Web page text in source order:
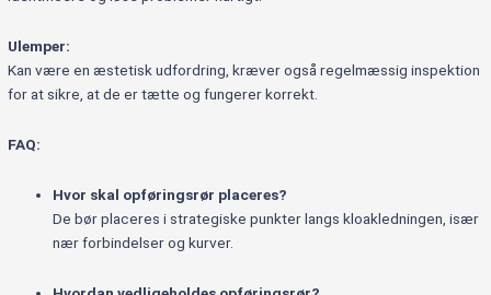
Ulemper:
Kan være en æstetisk udfordring, kræver også regelmæssig inspektion
for at sikre, at de er tætte og fungerer korrekt.
FAQ:
Hvor skal opføringsrør placeres?
De bør placeres i strategiske punkter langs kloakledningen, især
nær forbindelser og kurver.